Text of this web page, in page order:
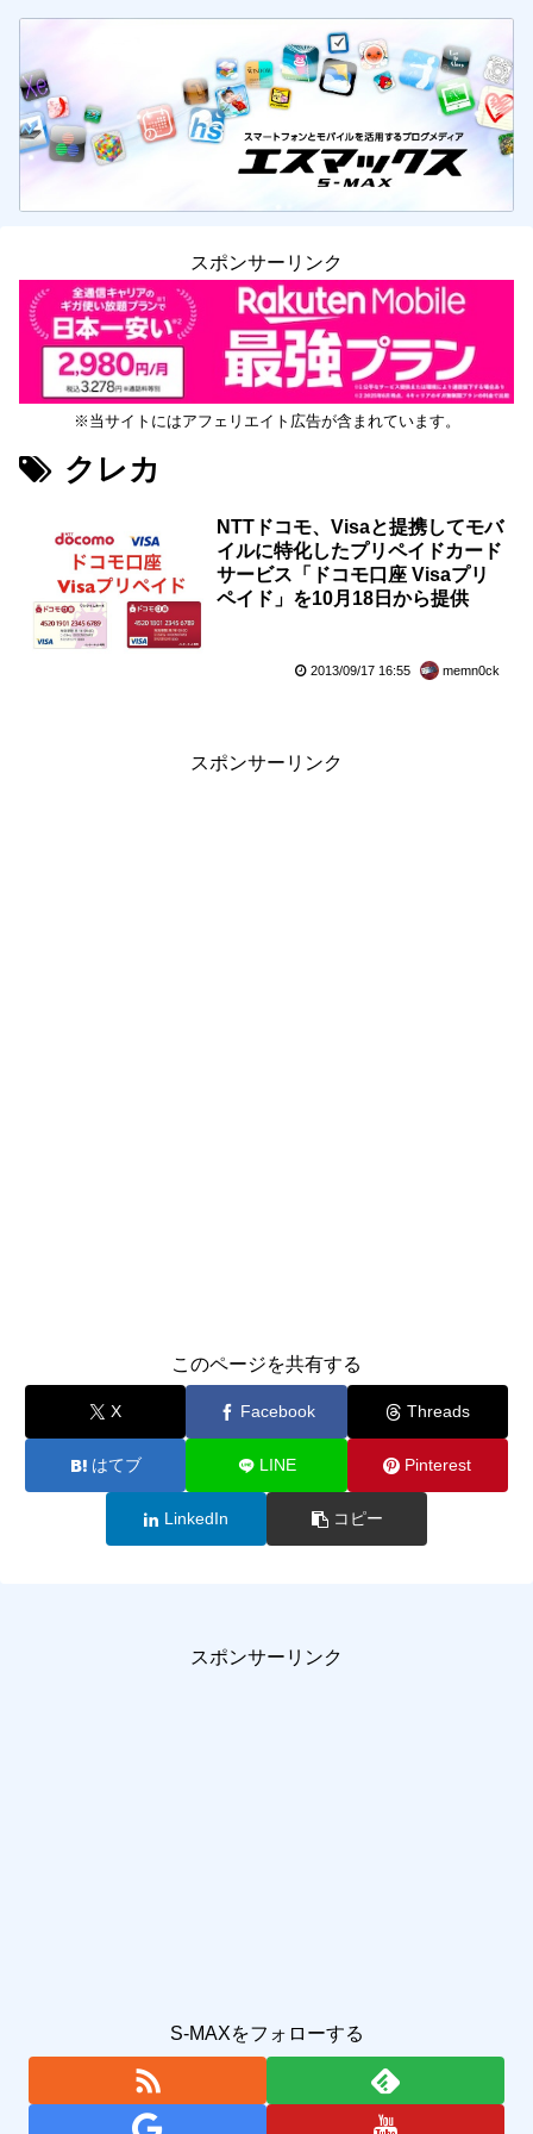
スポンサーリンク
※当サイトにはアフェリエイト広告が含まれています。
クレカ
NTTドコモ、Visaと提携してモバ
イルに特化したプリペイドカード
サービス「ドコモ口座 Visaプリ
ペイド」を10月18日から提供
2013/09/17 16:55 memn0ck
スポンサーリンク
このページを共有する
X Facebook Threads
はてブ LINE Pinterest
LinkedIn コピー
スポンサーリンク
S-MAXをフォローする